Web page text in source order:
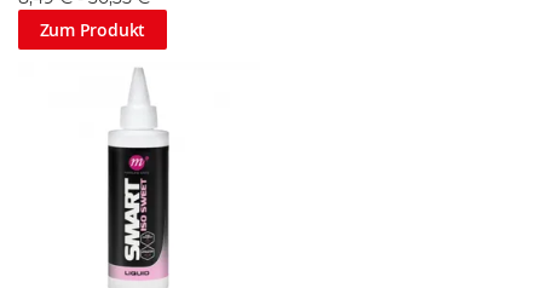
Zum Produkt